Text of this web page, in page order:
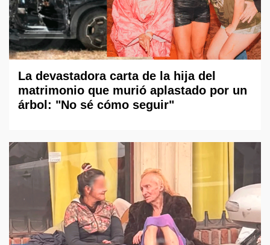
La devastadora carta de la hija del
matrimonio que murió aplastado por un
árbol: "No sé cómo seguir"